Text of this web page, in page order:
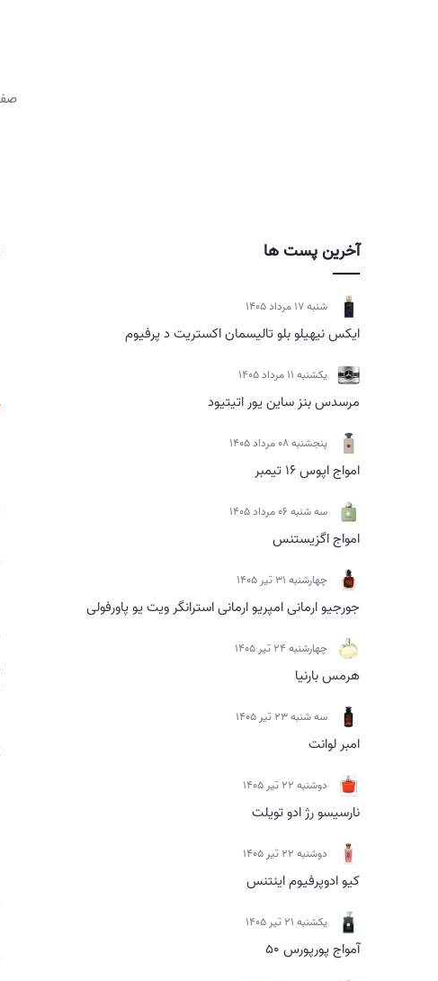
آخرین پست ها
شنبه 17 مرداد 1405
ایکس نیهیلو بلو تالیسمان اکستریت د پرفیوم
يكشنبه 11 مرداد 1405
مرسدس بنز ساین یور اتیتیود
پنجشنبه 08 مرداد 1405
امواج اپوس 16 تیمبر
سه شنبه 06 مرداد 1405
امواج اگزیستنس
چهارشنبه 31 تیر 1405
جورجیو ارمانی امپریو ارمانی استرانگر ویت یو پاورفولی
چهارشنبه 24 تیر 1405
هرمس بارنیا
سه شنبه 23 تیر 1405
امبر لوانت
دوشنبه 22 تیر 1405
نارسیسو رژ ادو تویلت
دوشنبه 22 تیر 1405
کیو ادوپرفیوم اینتنس
يكشنبه 21 تیر 1405
آمواج پورپورس 50